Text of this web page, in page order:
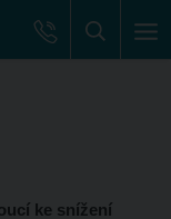
ke snížení